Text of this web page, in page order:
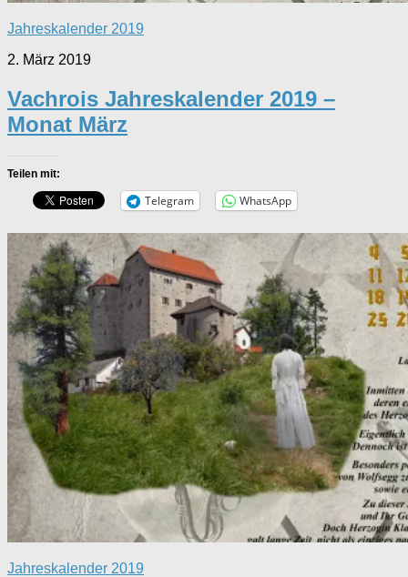
Jahreskalender 2019
2. März 2019
Vachrois Jahreskalender 2019 –
Monat März
Teilen mit:
Telegram WhatsApp
Jahreskalender 2019